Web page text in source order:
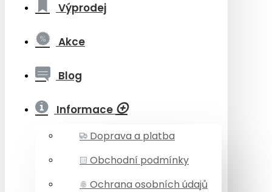
Výprodej
Akce
Blog
Informace
Doprava a platba
Obchodní podmínky
Ochrana osobních údajů